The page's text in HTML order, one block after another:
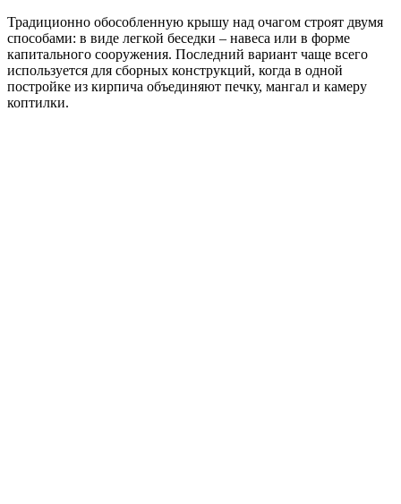
Традиционно обособленную крышу над очагом строят двумя
способами: в виде легкой беседки – навеса или в форме
капитального сооружения. Последний вариант чаще всего
используется для сборных конструкций, когда в одной
постройке из кирпича объединяют печку, мангал и камеру
коптилки.